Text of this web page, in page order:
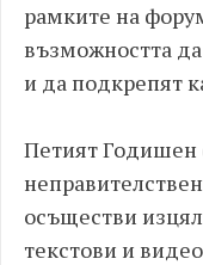
рамките на
възможността
и да подкрепят
Петият Годишен
осъществи
текстови и